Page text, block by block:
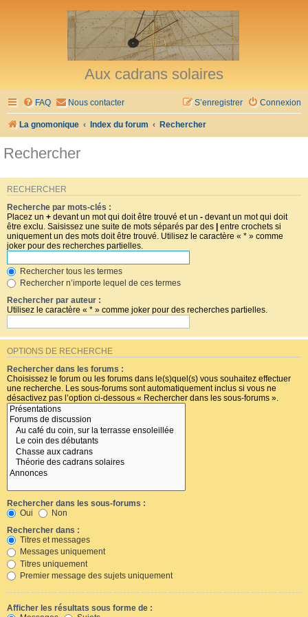
Aux cadrans solaires
FAQ Nous contacter Connexion
S’enregistrer
La gnomonique Index du forum Rechercher
Rechercher
RECHERCHER
Recherche par mots-clés :
Placez un + devant un mot qui doit être trouvé et un - devant un mot qui doit
être exclu. Saisissez une suite de mots séparés par des | entre crochets si
uniquement un des mots doit être trouvé. Utilisez le caractère « * » comme
joker pour des recherches partielles.
Rechercher tous les termes
Rechercher n’importe lequel de ces termes
Rechercher par auteur :
Utilisez le caractère « * » comme joker pour des recherches partielles.
OPTIONS DE RECHERCHE
Rechercher dans les forums :
Choisissez le forum ou les forums dans le(s)quel(s) vous souhaitez effectuer
une recherche. Les sous-forums sont automatiquement inclus si vous ne
désactivez pas l’option ci-dessous « Rechercher dans les sous-forums ».
Rechercher dans les sous-forums :
Oui
Non
Rechercher dans :
Titres et messages
Messages uniquement
Titres uniquement
Premier message des sujets uniquement
Afficher les résultats sous forme de :